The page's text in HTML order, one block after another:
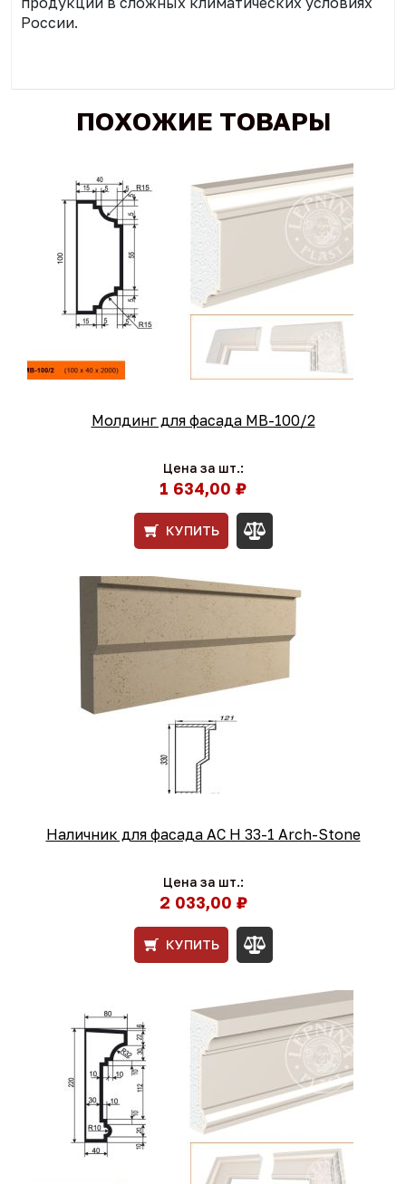
России.
ПОХОЖИЕ ТОВАРЫ
Молдинг для фасада МВ-100/2
Цена за шт.:
1 634,00 ₽
КУПИТЬ
Наличник для фасада AC Н 33-1 Arch-Stone
Цена за шт.:
2 033,00 ₽
КУПИТЬ